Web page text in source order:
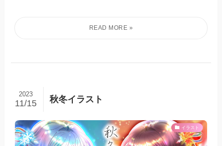
秋冬イラスト
2023
11/15
イラスト